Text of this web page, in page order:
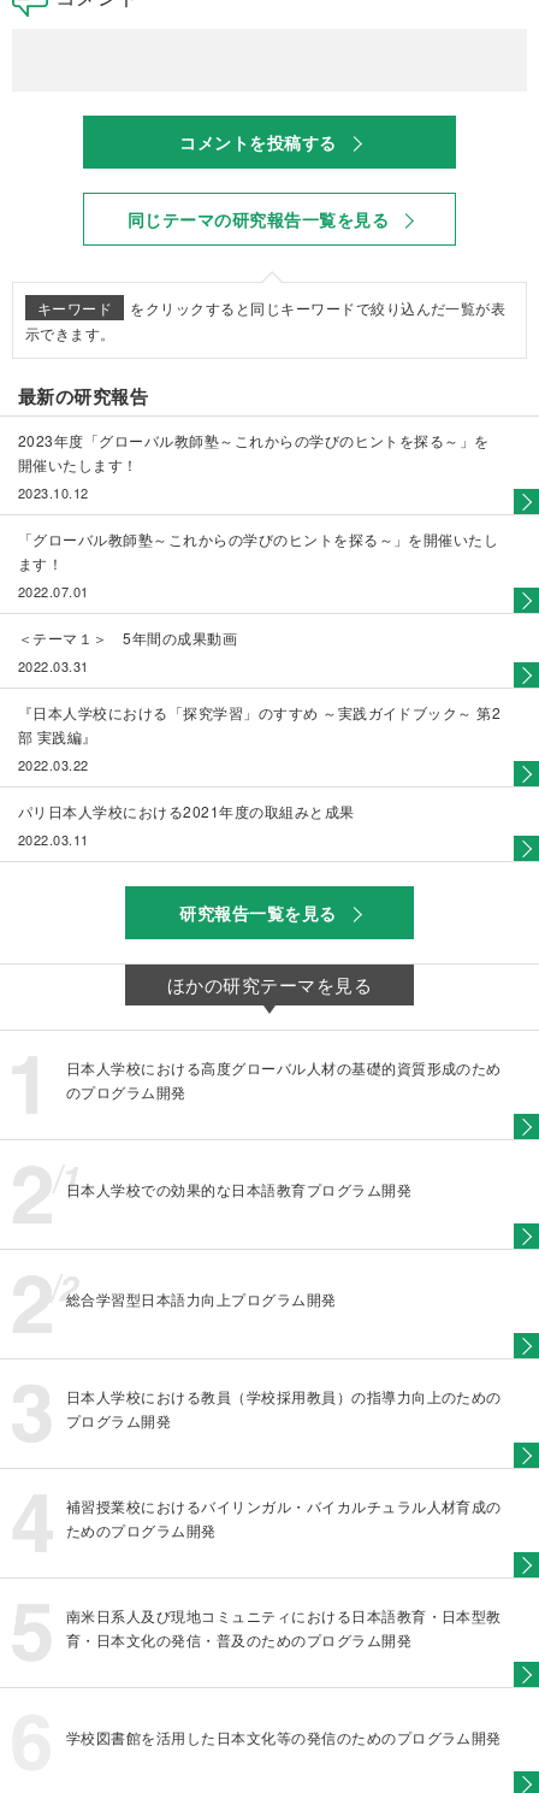
コメントを投稿する
同じテーマの研究報告一覧を見る
キーワード
をクリックすると同じキーワードで絞り込んだ一覧が表
示できます。
最新の研究報告
2023年度「グローバル教師塾～これからの学びのヒントを探る～」を
開催いたします！
2023.10.12
「グローバル教師塾～これからの学びのヒントを探る～」を開催いたし
ます！
2022.07.01
＜テーマ１＞ 5年間の成果動画
2022.03.31
『日本人学校における「探究学習」のすすめ ～実践ガイドブック～ 第2
部 実践編』
2022.03.22
パリ日本人学校における2021年度の取組みと成果
2022.03.11
研究報告一覧を見る
ほかの研究テーマを見る
日本人学校における高度グローバル人材の基礎的資質形成のため
のプログラム開発
日本人学校での効果的な日本語教育プログラム開発
総合学習型日本語力向上プログラム開発
日本人学校における教員（学校採用教員）の指導力向上のための
プログラム開発
補習授業校におけるバイリンガル・バイカルチュラル人材育成の
ためのプログラム開発
南米日系人及び現地コミュニティにおける日本語教育・日本型教
育・日本文化の発信・普及のためのプログラム開発
学校図書館を活用した日本文化等の発信のためのプログラム開発